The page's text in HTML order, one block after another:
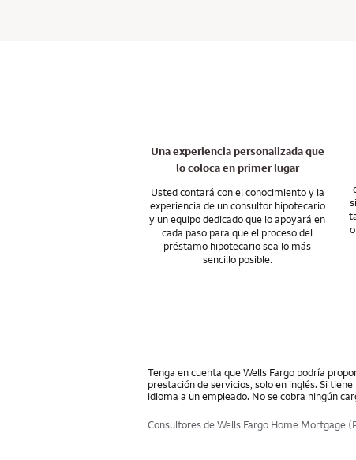
de la compra,
Una experiencia personalizada que
lo coloca en primer lugar
Usted contará con el conocimiento y la
experiencia de un consultor hipotecario
y un equipo dedicado que lo apoyará en
cada paso para que el proceso del
préstamo hipotecario sea lo más
sencillo posible.
Tenga en cuenta que Wells Fargo podría
prestación de servicios, solo en inglés. Si
idioma a un empleado. No se cobra ningún
Consultores de Wells Fargo Home Mortgage